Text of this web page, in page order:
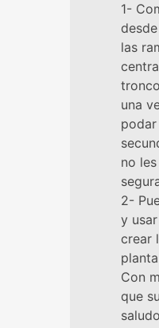
1-
las
una
no
2-
y
crear
Con
que